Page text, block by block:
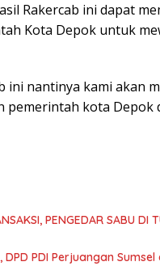
Rakercab ini dapat
Kota Depok untuk
ini nantinya kami akan
pemerintah kota Depok
PENGEDAR SABU DI
DPD PDI Perjuangan